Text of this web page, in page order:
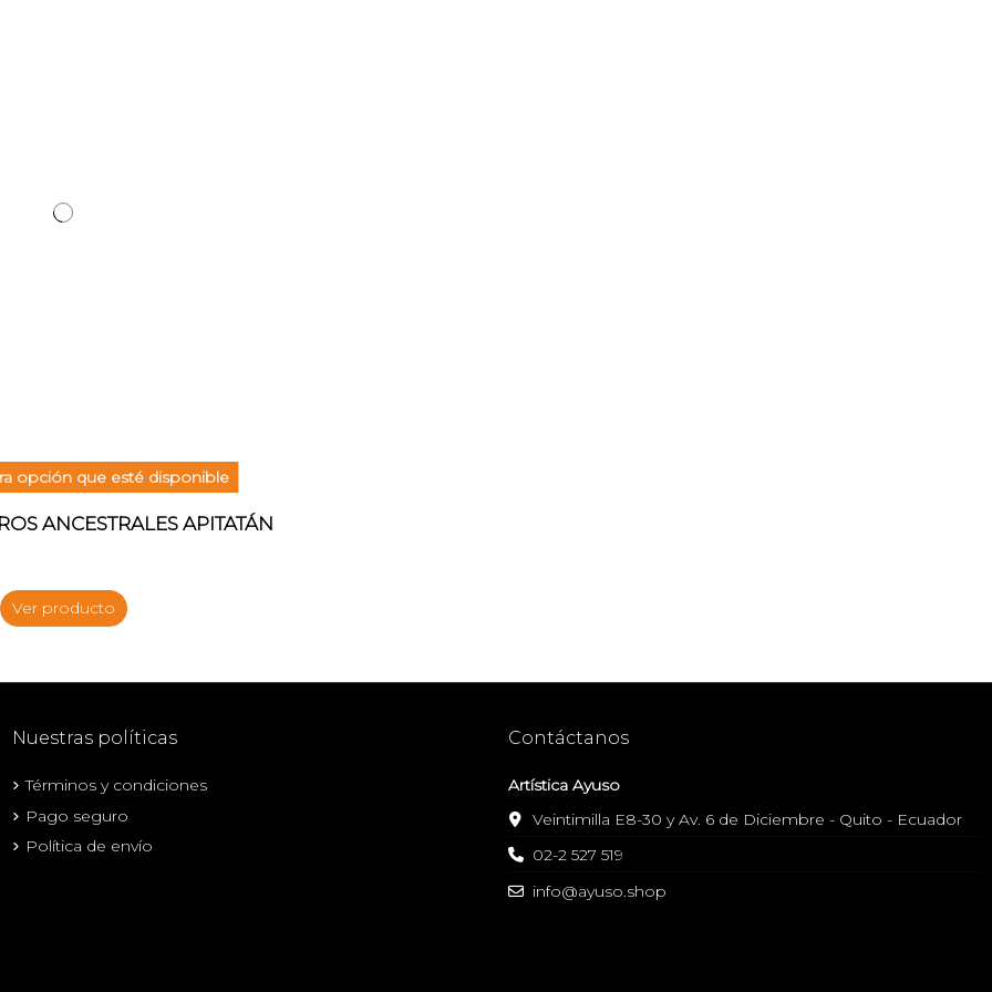
opción que esté disponible
ANCESTRALES APITATÁN
Ver producto
Nuestras políticas
Términos y condiciones
Pago seguro
Política de envío
Contáctanos
Artística Ayuso
Veintimilla E8-30 y Av. 6 de Diciembre - Quito - Ecuador
02-2 527 519
info@ayuso.shop